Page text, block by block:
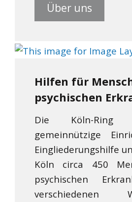
Über uns
Hilfen für
psychischen
Die Köln-
gemeinnützige
Eingliederungshilfe
Köln circa 450
psychischen
verschiedenen